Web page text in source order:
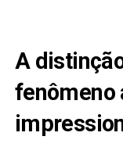
A
fenômeno